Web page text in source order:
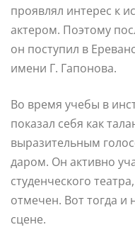
проявлял интерес к
актером. Поэтому
он поступил в
имени Г. Гапонова.
Во время учебы в
показал себя как
выразительным
даром. Он активно
студенческого
отмечен. Вот тогда и
сцене.